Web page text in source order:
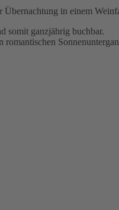
in einem
somit ganzjährig buchbar.